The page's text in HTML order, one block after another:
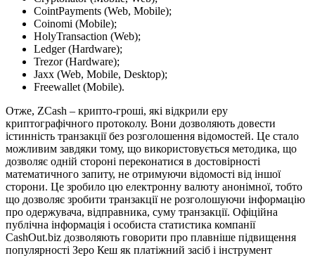
CointPayments (Web, Mobile);
Coinomi (Mobile);
HolyTransaction (Web);
Ledger (Hardware);
Trezor (Hardware);
Jaxx (Web, Mobile, Desktop);
Freewallet (Mobile).
Отже, ZСash – крипто-гроші, які відкрили еру
криптографічного протоколу. Вони дозволяють довести
істинність транзакції без розголошення відомостей. Це стало
можливим завдяки тому, що використовується методика, що
дозволяє одній стороні переконатися в достовірності
математичного запиту, не отримуючи відомості від іншої
сторони. Це зробило цю електронну валюту анонімної, тобто
що дозволяє зробити транзакції не розголошуючи інформацію
про одержувача, відправника, суму транзакції. Офіційна
публічна інформація і особиста статистика компанії
CashOut.biz дозволяють говорити про плавніше підвищення
популярності Зеро Кеш як платіжний засіб і інструмент